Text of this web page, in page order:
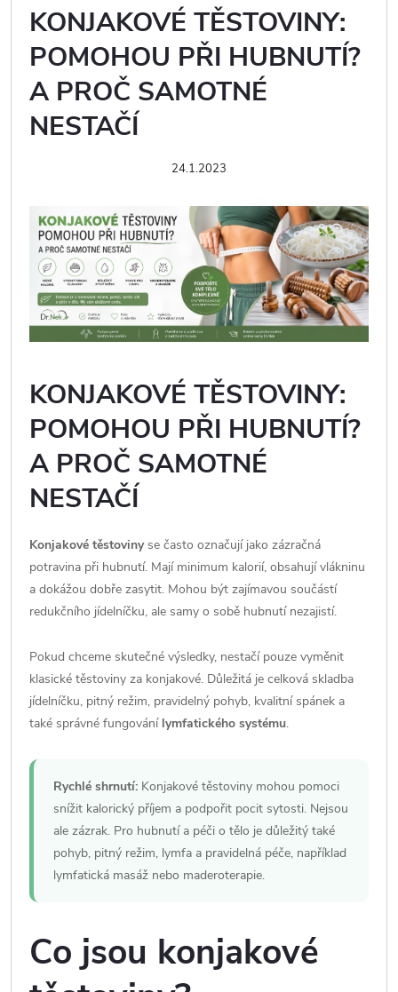
KONJAKOVÉ TĚSTOVINY:
POMOHOU PŘI HUBNUTÍ?
A PROČ SAMOTNÉ
NESTAČÍ
24.1.2023
KONJAKOVÉ TĚSTOVINY:
POMOHOU PŘI HUBNUTÍ?
A PROČ SAMOTNÉ
NESTAČÍ
Konjakové těstovinyse často označují jako zázračná
potravina při hubnutí. Mají minimum kalorií, obsahují vlákninu
a dokážou dobře zasytit. Mohou být zajímavou součástí
redukčního jídelníčku, ale samy o sobě hubnutí nezajistí.
Pokud chceme skutečné výsledky, nestačí pouze vyměnit
klasické těstoviny za konjakové. Důležitá je celková skladba
jídelníčku, pitný režim, pravidelný pohyb, kvalitní spánek a
také správné fungování lymfatického systému.
Rychlé shrnutí: Konjakové těstoviny mohou pomoci
snížit kalorický příjem a podpořit pocit sytosti. Nejsou
ale zázrak. Pro hubnutí a péči o tělo je důležitý také
pohyb, pitný režim, lymfa a pravidelná péče, například
lymfatická masáž nebo maderoterapie.
Co jsou konjakové